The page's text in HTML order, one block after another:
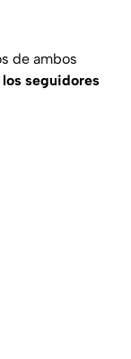
de ambos
seguidores